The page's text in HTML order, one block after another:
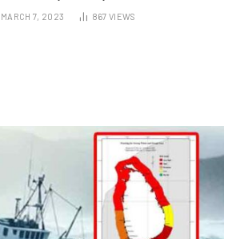
MARCH 7, 2023 867 VIEWS